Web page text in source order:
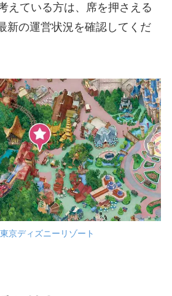
えている方は、席を押さえる
新の運営状況を確認してくだ
東京ディズニーリゾート